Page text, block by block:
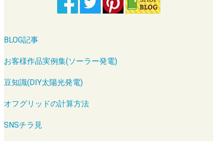
BLOG記事
お客様作品実例集(ソーラー発電)
豆知識(DIY太陽光発電)
オフグリッドの計算方法
SNSチラ見